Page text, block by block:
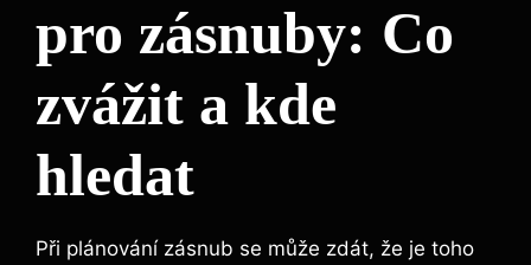
pro zásnuby: Co
zvážit a kde
hledat
Při plánování zásnub se může zdát, že je toho